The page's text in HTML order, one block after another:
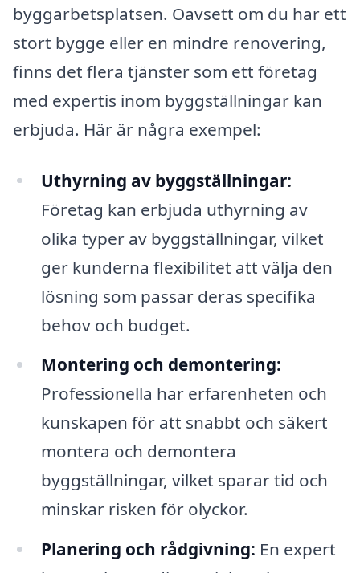
byggarbetsplatsen. Oavsett om du har ett
stort bygge eller en mindre renovering,
finns det flera tjänster som ett företag
med expertis inom byggställningar kan
erbjuda. Här är några exempel:
Uthyrning av byggställningar:
Företag kan erbjuda uthyrning av
olika typer av byggställningar, vilket
ger kunderna flexibilitet att välja den
lösning som passar deras specifika
behov och budget.
Montering och demontering:
Professionella har erfarenheten och
kunskapen för att snabbt och säkert
montera och demontera
byggställningar, vilket sparar tid och
minskar risken för olyckor.
Planering och rådgivning: En expert